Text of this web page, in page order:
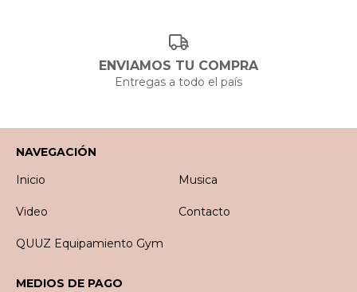
ENVIAMOS TU COMPRA
Entregas a todo el país
NAVEGACIÓN
Inicio
Musica
Video Contacto
QUUZ Equipamiento Gym
MEDIOS DE PAGO